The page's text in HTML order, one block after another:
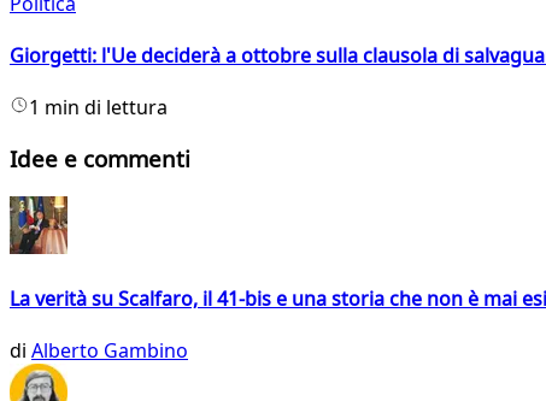
Giorgetti: l'Ue deciderà a ottobre sulla clausola di
1 min di lettura
Idee e commenti
La verità su Scalfaro, il 41-bis e una storia che non è mai
di Alberto Gambino